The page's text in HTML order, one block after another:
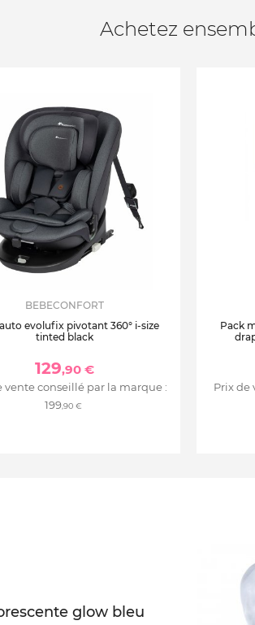
Achetez
BEBECONFORT
evolufix pivotant 360° i-size
tinted black
129,90 €
vente conseillé par la marque :
199,90 €
Pack
Prix de
glow bleu